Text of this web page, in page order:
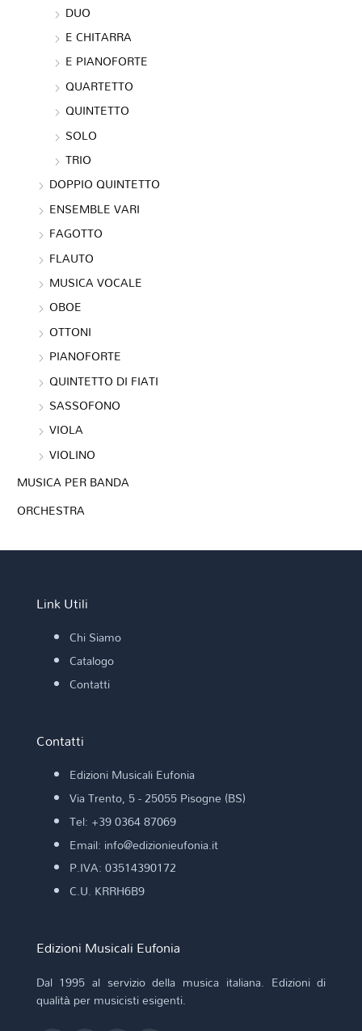
DUO
E CHITARRA
E PIANOFORTE
QUARTETTO
QUINTETTO
SOLO
TRIO
DOPPIO QUINTETTO
ENSEMBLE VARI
FAGOTTO
FLAUTO
MUSICA VOCALE
OBOE
OTTONI
PIANOFORTE
QUINTETTO DI FIATI
SASSOFONO
VIOLA
VIOLINO
MUSICA PER BANDA
ORCHESTRA
Link Utili
Chi Siamo
Catalogo
Contatti
Contatti
Edizioni Musicali Eufonia
Via Trento, 5 - 25055 Pisogne (BS)
Tel: +39 0364 87069
Email: info@edizionieufonia.it
P.IVA: 03514390172
C.U. KRRH6B9
Edizioni Musicali Eufonia
Dal 1995 al servizio della musica italiana. Edizioni di
qualità per musicisti esigenti.